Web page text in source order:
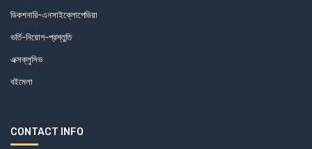
ডিকশনারি-এনসাইক্লোপেডিয়া
ভর্তি-নিয়োগ-প্রস্তুতি
এক্সক্লুসিভ
বইমেলা
CONTACT INFO